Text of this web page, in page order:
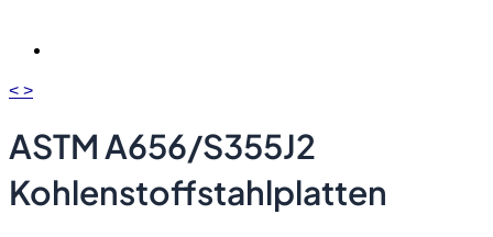
< >
ASTM A656/S355J2
Kohlenstoffstahlplatten